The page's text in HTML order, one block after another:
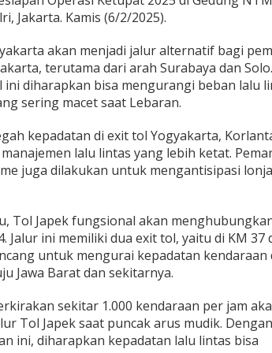
Jakarta. Kamis (6/2/2025).
akan menjadi jalur alternatif bagi
terutama dari arah Surabaya dan Solo.
ini diharapkan bisa mengurangi beban lalu
sering macet saat Lebaran.
kepadatan di exit tol Yogyakarta,
lalu lintas yang lebih ketat.
juga dilakukan untuk mengantisipasi
Tol Japek fungsional akan
Jalur ini memiliki dua exit tol, yaitu di KM 37
untuk mengurai kepadatan kendaraan
Jawa Barat dan sekitarnya.
sekitar 1.000 kendaraan per jam
Tol Japek saat puncak arus mudik.
ini, diharapkan kepadatan lalu lintas bisa
Presidium Sosialisasikan Progres
Pemekaran Brebes Selatan,
Pembentukan Pansus DPRD
Jateng Jadi Tahap Berikutnya
In Berita, Daerah, Ekonomi, Info Desa, Nasional,
Politik, Sosial, Trending
| 04/07/2026